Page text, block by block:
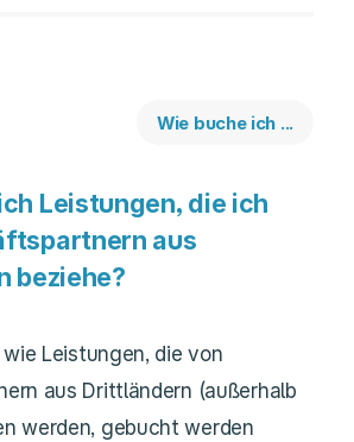
Wie buche ich ...
Leistungen, die ich
aus
beziehe?
wie Leistungen, die von
aus Drittländern (außerhalb
werden, gebucht werden